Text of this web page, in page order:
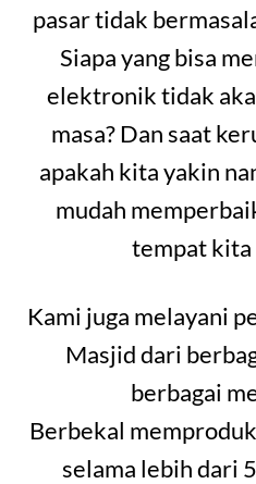
pasar tidak
Siapa yang bisa
elektronik tidak
masa? Dan saat
apakah kita yakin
mudah
tempat kita
Kami juga melayani
Masjid dari
berbagai
Berbekal
selama lebih dari